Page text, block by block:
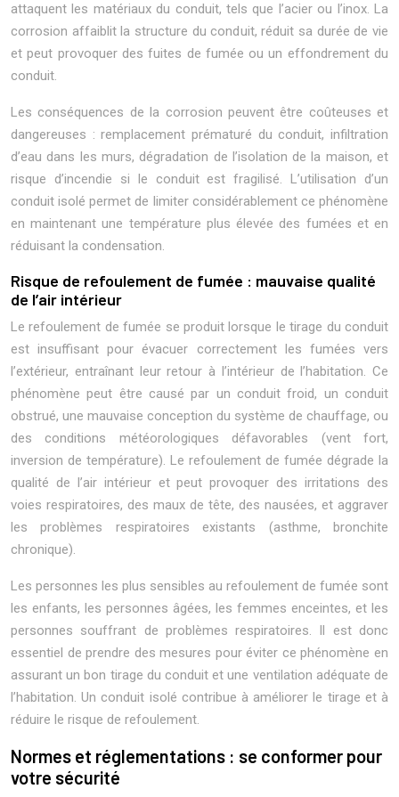
attaquent les matériaux du conduit, tels que l’acier ou l’inox. La
corrosion affaiblit la structure du conduit, réduit sa durée de vie
et peut provoquer des fuites de fumée ou un effondrement du
conduit.
Les conséquences de la corrosion peuvent être coûteuses et
dangereuses : remplacement prématuré du conduit, infiltration
d’eau dans les murs, dégradation de l’isolation de la maison, et
risque d’incendie si le conduit est fragilisé. L’utilisation d’un
conduit isolé permet de limiter considérablement ce phénomène
en maintenant une température plus élevée des fumées et en
réduisant la condensation.
Risque de refoulement de fumée : mauvaise qualité
de l’air intérieur
Le refoulement de fumée se produit lorsque le tirage du conduit
est insuffisant pour évacuer correctement les fumées vers
l’extérieur, entraînant leur retour à l’intérieur de l’habitation. Ce
phénomène peut être causé par un conduit froid, un conduit
obstrué, une mauvaise conception du système de chauffage, ou
des conditions météorologiques défavorables (vent fort,
inversion de température). Le refoulement de fumée dégrade la
qualité de l’air intérieur et peut provoquer des irritations des
voies respiratoires, des maux de tête, des nausées, et aggraver
les problèmes respiratoires existants (asthme, bronchite
chronique).
Les personnes les plus sensibles au refoulement de fumée sont
les enfants, les personnes âgées, les femmes enceintes, et les
personnes souffrant de problèmes respiratoires. Il est donc
essentiel de prendre des mesures pour éviter ce phénomène en
assurant un bon tirage du conduit et une ventilation adéquate de
l’habitation. Un conduit isolé contribue à améliorer le tirage et à
réduire le risque de refoulement.
Normes et réglementations : se conformer pour
votre sécurité